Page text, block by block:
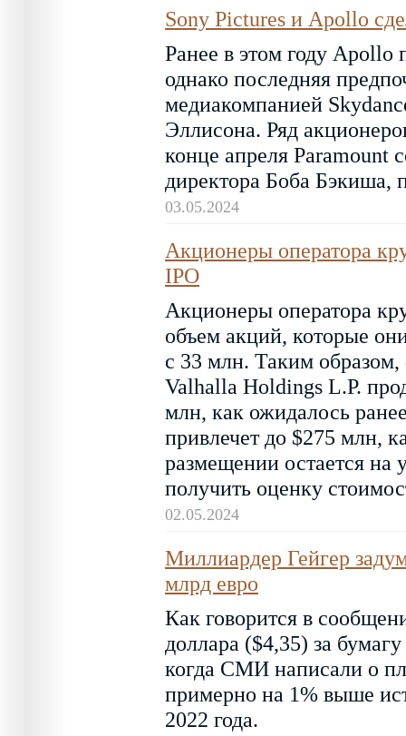
Sony Pictures и Apollo
Ранее в этом году Apollo
однако последняя
медиакомпанией
Эллисона. Ряд
конце апреля Paramount
директора Боба Бэкиша,
03.05.2024
Акционеры оператора
IPO
Акционеры оператора
объем акций, которые
с 33 млн. Таким
Valhalla Holdings L.P.
млн, как ожидалось
привлечет до $275 млн,
размещении остается на
получить оценку
02.05.2024
Миллиардер Гейгер
млрд евро
Как говорится в
доллара ($4,35) за
когда СМИ написали о
примерно на 1% выше
2022 года.